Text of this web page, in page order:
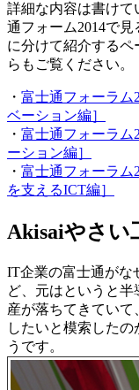
詳細な内容は書けて
通フォーム2014で
に分けて紹介するペ
らもご覧ください。
・ 富士通フォーラム
ベーション編］
・ 富士通フォーラム
ーション編］
・ 富士通フォーラム
を支えるICT編］
Akisaiやさい
IT企業の富士通がな
ど、元はというと
産が落ちてきてい
したいと模索したの
うです。